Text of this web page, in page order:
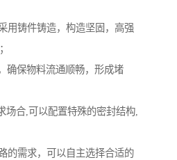
用铸件铸造，构造坚固，高强
确保物料流通顺畅，形成堵
场合,可以配置特殊的密封结构,
的需求，可以自主选择合适的